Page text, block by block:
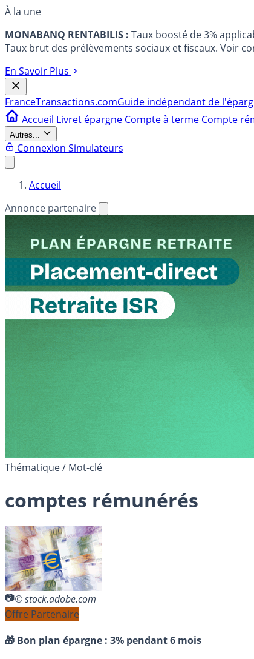
À la une
MONABANQ RENTABILIS : Taux boosté de 3%
Taux brut des prélèvements sociaux et fiscaux. Voir
En Savoir Plus
FranceTransactions.comGuide indépendant de
Accueil Livret épargne Compte à terme Compte
Autres...
Connexion Simulateurs
Accueil
Annonce partenaire
Thématique / Mot-clé
comptes rémunérés
© stock.adobe.com
Offre Partenaire
🎁 Bon plan épargne : 3% pendant 6 mois